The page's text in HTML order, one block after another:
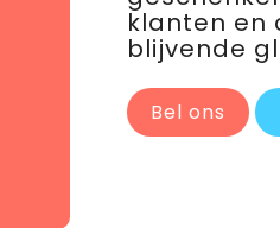
klanten en
blijvende
Bel ons